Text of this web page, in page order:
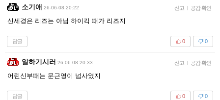
소기애 26-06-08 20:22 신고 | 공감 확인
신세경은 리즈는 아님 하이킥 때가 리즈지
답글 0
0
일하기시러 26-06-08 20:33 신고 | 공감 확인
어린신부때는 문근영이 넘사였지
답글 0
0